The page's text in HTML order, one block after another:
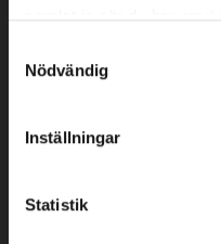
samlat in när du har
Nödvändig
Inställningar
Statistik
Om oss
Kontakt